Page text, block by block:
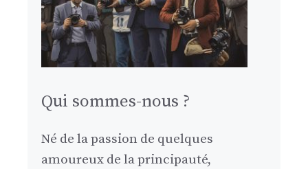
Qui sommes-nous ?
Né de la passion de quelques
amoureux de la principauté,